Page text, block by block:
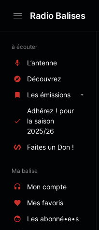
Radio Balises
à écouter
L’antenne
Découvrez
Les émissions
Adhérez ! pour
la saison
2025/26
Faites un Don !
Ma balise
Mon compte
Mes favoris
Les abonné•e•s